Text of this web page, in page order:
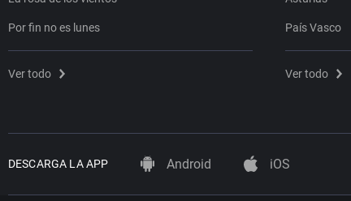
Por fin no es lunes
Ver todo
País Vasco
Ver todo
DESCARGA LA APP Android iOS